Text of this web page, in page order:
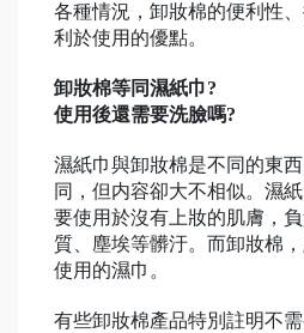
各種情況，卸妝棉的便利性
利於使用的優點。
卸妝棉等同濕紙巾?
使用後還需要洗臉嗎?
濕紙巾與卸妝棉是不同的東
同，但内容卻大不相似。濕
要使用於沒有上妝的肌膚，
質、塵埃等髒汙。而卸妝棉
使用的濕巾。
有些卸妝棉產品特別註明不